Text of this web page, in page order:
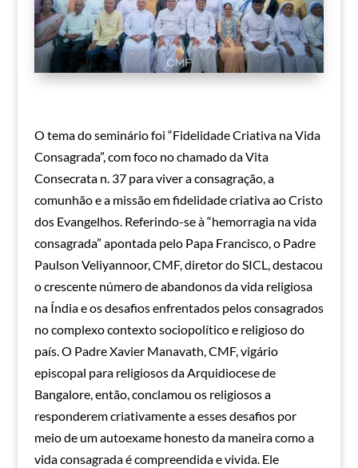
O tema do seminário foi “Fidelidade Criativa na Vida
Consagrada”, com foco no chamado da Vita
Consecrata n. 37 para viver a consagração, a
comunhão e a missão em fidelidade criativa ao Cristo
dos Evangelhos. Referindo-se à “hemorragia na vida
consagrada” apontada pelo Papa Francisco, o Padre
Paulson Veliyannoor, CMF, diretor do SICL, destacou
o crescente número de abandonos da vida religiosa
na Índia e os desafios enfrentados pelos consagrados
no complexo contexto sociopolítico e religioso do
país. O Padre Xavier Manavath, CMF, vigário
episcopal para religiosos da Arquidiocese de
Bangalore, então, conclamou os religiosos a
responderem criativamente a esses desafios por
meio de um autoexame honesto da maneira como a
vida consagrada é compreendida e vivida. Ele